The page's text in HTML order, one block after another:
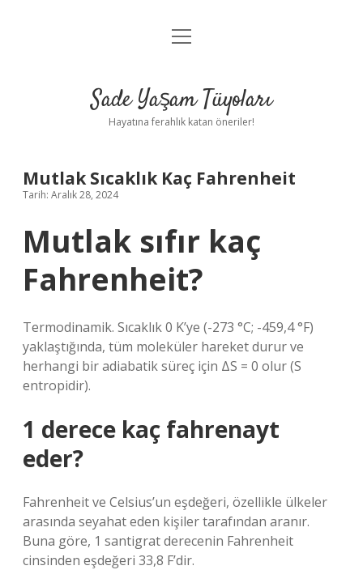
Anasayfa
Yasal Uyarı
menüyü
Sade Yaşam Tüyoları
Hayatına ferahlık katan öneriler!
Mutlak Sıcaklık Kaç Fahrenheit
Tarih: Aralık 28, 2024
Mutlak sıfır kaç
Fahrenheit?
Termodinamik. Sıcaklık 0 K’ye (-273 °C; -459,4 °F)
yaklaştığında, tüm moleküler hareket durur ve
herhangi bir adiabatik süreç için ΔS = 0 olur (S
entropidir).
1 derece kaç fahrenayt
eder?
Fahrenheit ve Celsius’un eşdeğeri, özellikle ülkeler
arasında seyahat eden kişiler tarafından aranır.
Buna göre, 1 santigrat derecenin Fahrenheit
cinsinden eşdeğeri 33,8 F’dir.